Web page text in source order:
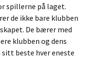
spillerne på laget.
de ikke bare klubben
De bærer med
klubben og dens
beste hver eneste